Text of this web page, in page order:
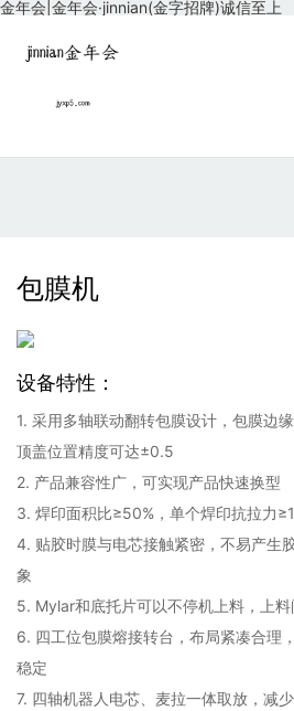
金年会|金年会·jinnian(金字招牌)诚信至上
包膜机
设备特性：
1. 采用多轴联动翻转包膜设计，包膜边
顶盖位置精度可达±0.5
2. 产品兼容性广，可实现产品快速换型
3. 焊印面积比≥50%，单个焊印抗拉力
4. 贴胶时膜与电芯接触紧密，不易产生
象
5. Mylar和底托片可以不停机上料，上
6. 四工位包膜熔接转台，布局紧凑合理
稳定
7. 四轴机器人电芯、麦拉一体取放，减